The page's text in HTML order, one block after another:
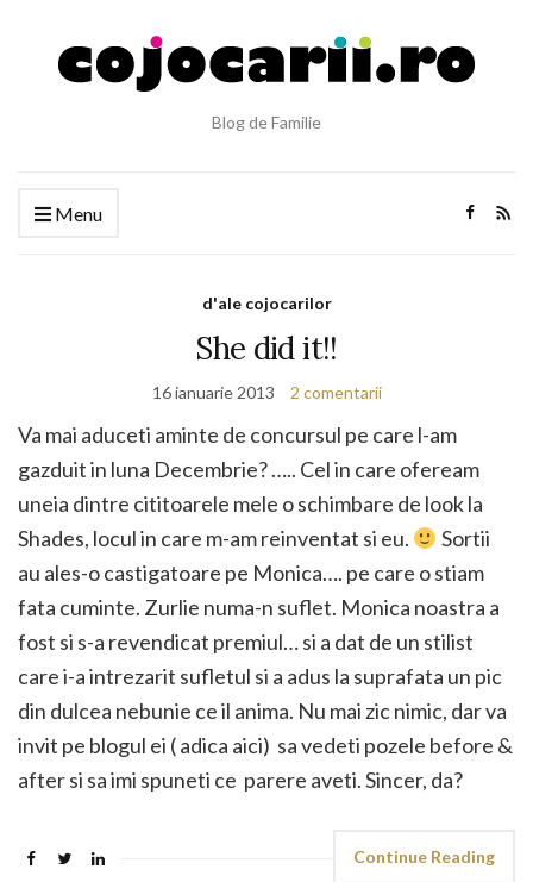
Blog de Familie
Menu
d'ale cojocarilor
She did it!!
16 ianuarie 2013 2 comentarii
Va mai aduceti aminte de concursul pe care l-am
gazduit in luna Decembrie? ….. Cel in care ofeream
uneia dintre cititoarele mele o schimbare de look la
Shades, locul in care m-am reinventat si eu.
Sortii
au ales-o castigatoare pe Monica…. pe care o stiam
fata cuminte. Zurlie numa-n suflet. Monica noastra a
fost si s-a revendicat premiul… si a dat de un stilist
care i-a intrezarit sufletul si a adus la suprafata un pic
din dulcea nebunie ce il anima. Nu mai zic nimic, dar va
invit pe blogul ei ( adica aici) sa vedeti pozele before &
after si sa imi spuneti ce parere aveti. Sincer, da?
Continue Reading